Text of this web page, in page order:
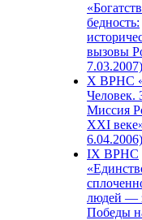
бедность:
вызовы
7.03.2007)
X ВРНС
Человек.
Миссия
XXI
6.04.2006)
IX ВРНС
людей —
Победы